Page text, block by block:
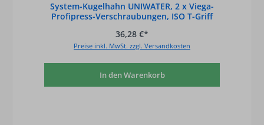
System-Kugelhahn UNIWATER, 2 x Viega-
Profipress-Verschraubungen, ISO T-Griff
36,28 €*
Preise inkl. MwSt. zzgl. Versandkosten
In den Warenkorb